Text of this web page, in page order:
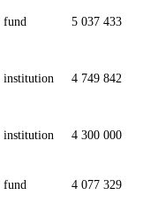
fund 5 037 433
institution 4 749 842
institution 4 300 000
fund 4 077 329